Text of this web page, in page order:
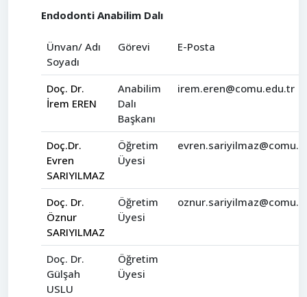
Endodonti Anabilim Dalı
Ünvan/ Adı
Soyadı
Görevi E-Posta
Doç. Dr.
İrem EREN
Anabilim
Dalı
Başkanı
irem.eren@comu.edu.tr
Doç.Dr.
Evren
SARIYILMAZ
Öğretim
Üyesi
Doç. Dr.
Öznur
SARIYILMAZ
Öğretim
Üyesi
Doç. Dr.
Gülşah
USLU
Öğretim
Üyesi